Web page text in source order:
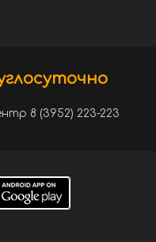
8 (3952) 223-223